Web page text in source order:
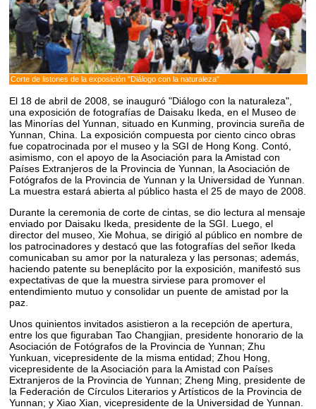
Corte de listones de la exposición "Diálogo con la naturaleza"
El 18 de abril de 2008, se inauguró "Diálogo con la naturaleza",
una exposición de fotografías de Daisaku Ikeda, en el Museo de
las Minorías del Yunnan, situado en Kunming, provincia sureña de
Yunnan, China. La exposición compuesta por ciento cinco obras
fue copatrocinada por el museo y la SGI de Hong Kong. Contó,
asimismo, con el apoyo de la Asociación para la Amistad con
Países Extranjeros de la Provincia de Yunnan, la Asociación de
Fotógrafos de la Provincia de Yunnan y la Universidad de Yunnan.
La muestra estará abierta al público hasta el 25 de mayo de 2008.
Durante la ceremonia de corte de cintas, se dio lectura al mensaje
enviado por Daisaku Ikeda, presidente de la SGI. Luego, el
director del museo, Xie Mohua, se dirigió al público en nombre de
los patrocinadores y destacó que las fotografías del señor Ikeda
comunicaban su amor por la naturaleza y las personas; además,
haciendo patente su beneplácito por la exposición, manifestó sus
expectativas de que la muestra sirviese para promover el
entendimiento mutuo y consolidar un puente de amistad por la
paz.
Unos quinientos invitados asistieron a la recepción de apertura,
entre los que figuraban Tao Changjian, presidente honorario de la
Asociación de Fotógrafos de la Provincia de Yunnan; Zhu
Yunkuan, vicepresidente de la misma entidad; Zhou Hong,
vicepresidente de la Asociación para la Amistad con Países
Extranjeros de la Provincia de Yunnan; Zheng Ming, presidente de
la Federación de Círculos Literarios y Artísticos de la Provincia de
Yunnan; y Xiao Xian, vicepresidente de la Universidad de Yunnan.